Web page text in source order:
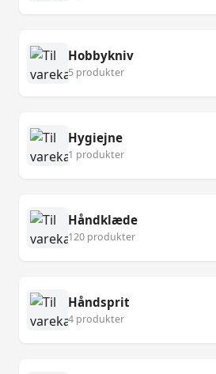
Hobbykniv
5 produkter
Hygiejne
1 produkter
Håndklæde
120 produkter
Håndsprit
4 produkter